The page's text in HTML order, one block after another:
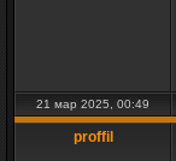
21 мар 2025, 00:49
proffil